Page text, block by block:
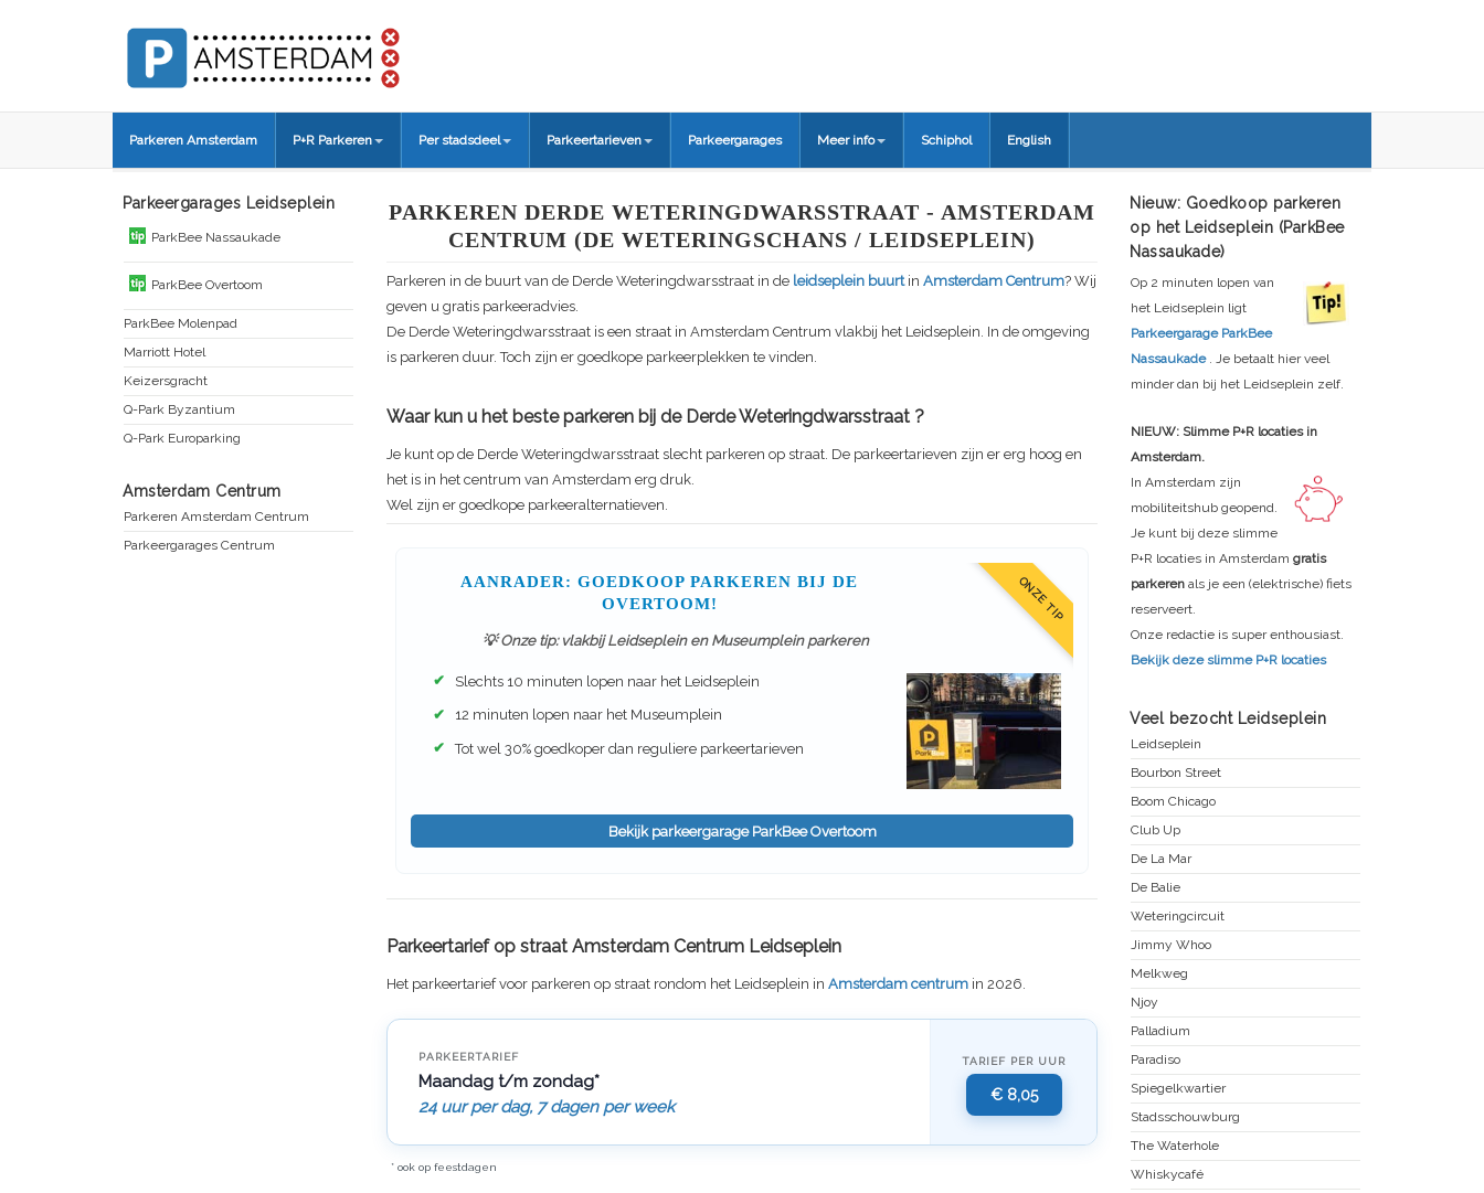
Parkeren Amsterdam P+R Parkeren Per stadsdeel Parkeertarieven Parkeergarages Meer info Schiphol English
PARKEREN DERDE WETERINGDWARSSTRAAT - AMSTERDAM
CENTRUM (DE WETERINGSCHANS / LEIDSEPLEIN)
Parkeren in de buurt van de Derde Weteringdwarsstraat in de leidseplein buurtin Amsterdam Centrum? Wij
geven u gratis parkeeradvies.
De Derde Weteringdwarsstraat is een straat in Amsterdam Centrum vlakbij het Leidseplein. In de omgeving
is parkeren duur. Toch zijn er goedkope parkeerplekken te vinden.
Waar kun u het beste parkeren bij de Derde Weteringdwarsstraat ?
Je kunt op de Derde Weteringdwarsstraat slecht parkeren op straat. De parkeertarieven zijn er erg hoog en
het is in het centrum van Amsterdam erg druk.
Wel zijn er goedkope parkeeralternatieven.
ONZE TIP
AANRADER: GOEDKOOP PARKEREN BIJ DE
OVERTOOM!
💡 Onze tip: vlakbij Leidseplein en Museumplein parkeren
✔ Slechts 10 minuten lopen naar het Leidseplein
✔ 12 minuten lopen naar het Museumplein
✔ Tot wel 30% goedkoper dan reguliere parkeertarieven
Bekijk parkeergarage ParkBee Overtoom
Parkeertarief op straat Amsterdam Centrum Leidseplein
Het parkeertarief voor parkeren op straat rondom het Leidseplein in Amsterdam centrum in 2026.
PARKEERTARIEF
Maandag t/m zondag*
24 uur per dag, 7 dagen per week
TARIEF PER UUR
€ 8,05
* ook op feestdagen
Parkeergarages Leidseplein
ParkBee Nassaukade
ParkBee Overtoom
ParkBee Molenpad
Marriott Hotel
Keizersgracht
Q-Park Byzantium
Q-Park Europarking
Amsterdam Centrum
Parkeren Amsterdam Centrum
Parkeergarages Centrum
Nieuw: Goedkoop parkeren
op het Leidseplein (ParkBee
Nassaukade)
Op 2 minuten lopen van
het Leidseplein ligt
Parkeergarage ParkBee
Nassaukade . Je betaalt hier veel
minder dan bij het Leidseplein zelf.
NIEUW: Slimme P+R locaties in
Amsterdam.
In Amsterdam zijn
mobiliteitshub geopend.
Je kunt bij deze slimme
P+R locaties in Amsterdam gratis
parkeren als je een (elektrische) fiets
reserveert.
Onze redactie is super enthousiast.
Bekijk deze slimme P+R locaties
Veel bezocht Leidseplein
Leidseplein
Bourbon Street
Boom Chicago
Club Up
De La Mar
De Balie
Weteringcircuit
Jimmy Whoo
Melkweg
Njoy
Palladium
Paradiso
Spiegelkwartier
Stadsschouwburg
The Waterhole
Whiskycafé